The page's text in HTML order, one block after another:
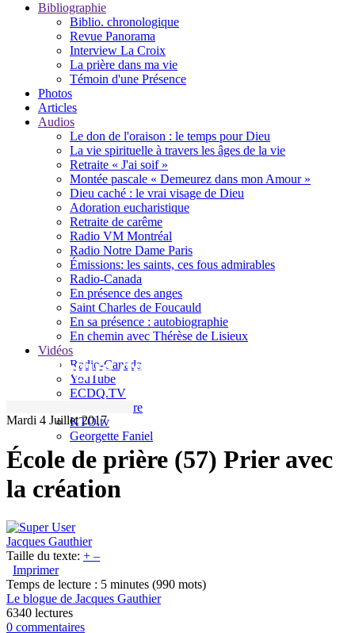
Bibliographie
Biblio. chronologique
Revue Panorama
Interview La Croix
La prière dans ma vie
Témoin d'une Présence
Photos
Articles
Audios
Le don de l'oraison : le temps pour Dieu
La vie spirituelle à travers les âges de la vie
Retraite « J'ai soif »
Montée pascale « Demeurez dans mon Amour »
Dieu caché : le vrai visage de Dieu
Adoration eucharistique
Retraite de carême
Radio VM Montréal
Radio Notre Dame Paris
Émissions: les saints, ces fous admirables
Radio-Canada
En présence des anges
Saint Charles de Foucauld
En sa présence : autobiographie
En chemin avec Thérèse de Lisieux
Vidéos
Radio-Canada
YouTube
ECDQ.TV
Sel et Lumière
KTO.tv
Georgette Faniel
Le blogue de Jacques Gauthier
Mardi 4 Juillet 2017
École de prière (57) Prier avec
la création
Jacques Gauthier
Taille du texte: + –
Imprimer
Temps de lecture : 5 minutes (990 mots)
Le blogue de Jacques Gauthier
6340 lectures
0 commentaires